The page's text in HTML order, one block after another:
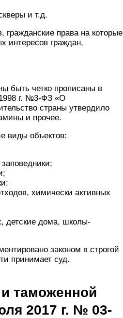
и т.д.
гражданские права на которые
интересов граждан,
быть четко прописаны в
1998 г. №3-ФЗ «О
страны утвердило
и прочее.
виды объектов:
химически активных
детские дома, школы-
законом в строгой
принимает суд.
таможенной
2017 г. № 03-